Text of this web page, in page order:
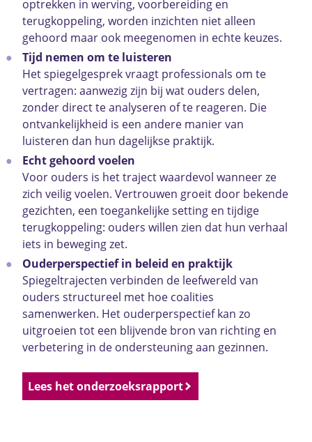
optrekken in werving, voorbereiding en
terugkoppeling, worden inzichten niet alleen
gehoord maar ook meegenomen in echte keuzes.
Tijd nemen om te luisteren
Het spiegelgesprek vraagt professionals om te
vertragen: aanwezig zijn bij wat ouders delen,
zonder direct te analyseren of te reageren. Die
ontvankelijkheid is een andere manier van
luisteren dan hun dagelijkse praktijk.
Echt gehoord voelen
Voor ouders is het traject waardevol wanneer ze
zich veilig voelen. Vertrouwen groeit door bekende
gezichten, een toegankelijke setting en tijdige
terugkoppeling: ouders willen zien dat hun verhaal
iets in beweging zet.
Ouderperspectief in beleid en praktijk
Spiegeltrajecten verbinden de leefwereld van
ouders structureel met hoe coalities
samenwerken. Het ouderperspectief kan zo
uitgroeien tot een blijvende bron van richting en
verbetering in de ondersteuning aan gezinnen.
Lees het onderzoeksrapport